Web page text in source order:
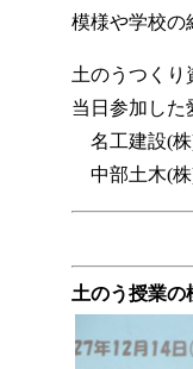
模様や学校の
土のうつく
当日参加した
名工建設(株
中部土木(株
土のう授業の